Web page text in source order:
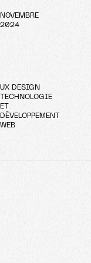
UX DESIGN
TECHNOLOGIE
ET
DÉVELOPPEMENT
WEB
NOVEMBRE
2024